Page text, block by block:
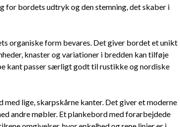
for bordets udtryk og den stemning, det skaber i
organiske form bevares. Det giver bordet et unikt
knaster og variationer i bredden kan tilføje
kant passer særligt godt til rustikke og nordiske
lige, skarpskårne kanter. Det giver et moderne
andre møbler. Et plankebord med forarbejdede